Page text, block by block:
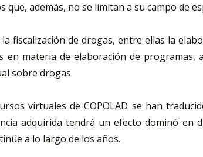
además, no se limitan a su campo de
fiscalización de drogas, entre ellas la
materia de elaboración de programas,
sobre drogas.
virtuales de COPOLAD se han
adquirida tendrá un efecto dominó en
a lo largo de los años.